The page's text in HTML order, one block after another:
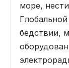
море,
бедствии,